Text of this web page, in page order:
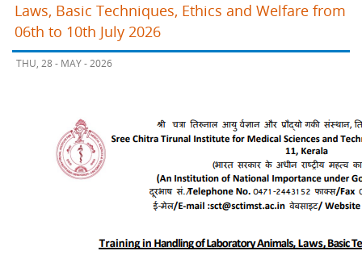
Laws, Basic Techniques, Ethics and Welfare from
06th to 10th July 2026
THU, 28 - MAY - 2026